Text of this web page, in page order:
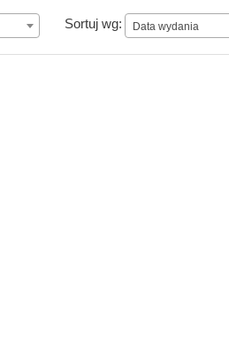
Sortuj wg: Data wydania
Data wydania